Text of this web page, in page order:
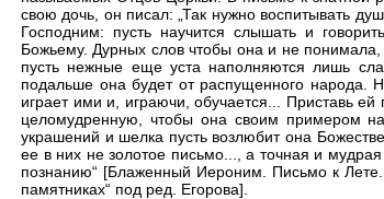
свою дочь, он писал: „Так нужно воспитывать
Господним: пусть научится слышать и
Божьему. Дурных слов чтобы она и не
пусть нежные еще уста наполняются лишь
подальше она будет от распущенного народа.
играет ими и, играючи, обучается... Приставь
целомудренную, чтобы она своим примером
украшений и шелка пусть возлюбит она
ее в них не золотое письмо..., а точная и
познанию“ [Блаженный Иероним. Письмо к Лете.
памятниках“ под ред. Егорова].